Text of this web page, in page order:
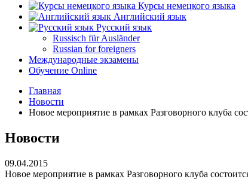
Курсы немецкого языка
Английский язык
Русский язык
Russisch für Ausländer
Russian for foreigners
Международные экзамены
Обучение Online
Главная
Новости
Новое мероприятие в рамках Разговорного клуба
Новости
09.04.2015
Новое мероприятие в рамках Разговорного клуба